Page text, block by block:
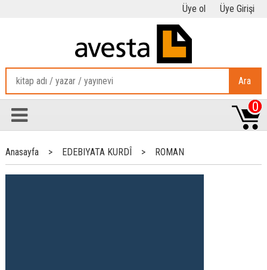
Üye ol Üye Girişi
Ara
0
Anasayfa > EDEBIYATA KURDÎ > ROMAN